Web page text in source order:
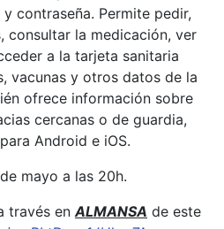
contraseña. Permite pedir,
consultar la medicación, ver
a la tarjeta sanitaria
vacunas y otros datos de la
ofrece información sobre
cercanas o de guardia,
Android e iOS.
mayo a las 20h.
través en ALMANSA de este